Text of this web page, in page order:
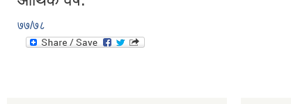
७७/७८